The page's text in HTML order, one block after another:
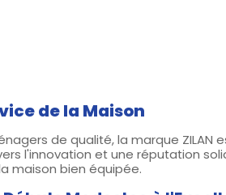
de la Maison
de qualité, la marque ZILAN
l'innovation et une réputation
maison bien équipée.